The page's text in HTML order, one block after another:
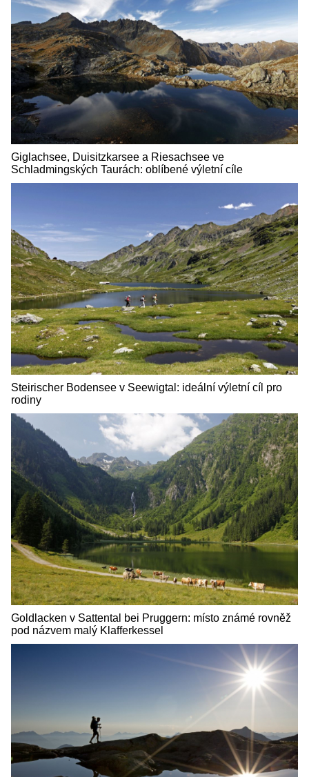
Giglachsee, Duisitzkarsee a Riesachsee ve
Schladmingských Taurách: oblíbené výletní cíle
Steirischer Bodensee v Seewigtal: ideální výletní cíl pro
rodiny
Goldlacken v Sattental bei Pruggern: místo známé rovněž
pod názvem malý Klafferkessel